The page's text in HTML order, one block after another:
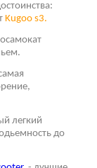
Kugoo s3.
легкий
до